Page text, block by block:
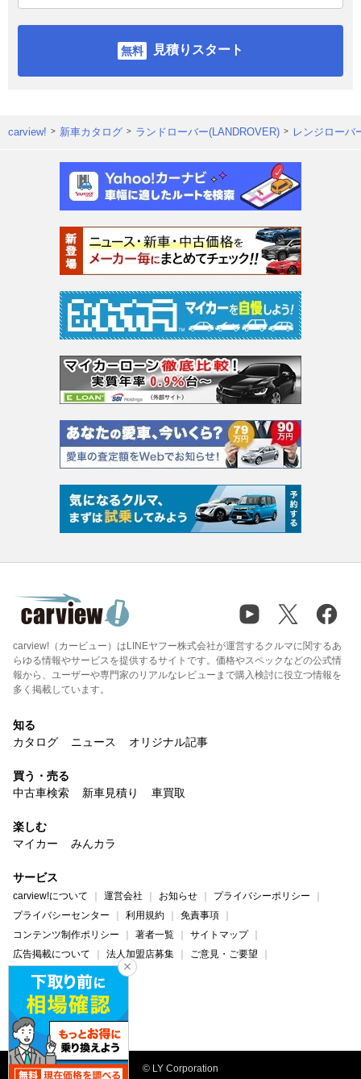
見積りスタート
carview! 新車カタログ ランドローバー(LANDROVER) レンジローバ
carview!（カービュー）はLINEヤフー株式会社が運営するクルマに関するあ
らゆる情報やサービスを提供するサイトです。価格やスペックなどの公式情
報から、ユーザーや専門家のリアルなレビューまで購入検討に役立つ情報を
多く掲載しています。
知る
カタログ
ニュース オリジナル記事
買う・売る
中古車検索
新車見積り 車買取
楽しむ
マイカー
みんカラ
サービス
carview!について 運営会社 お知らせ
プライバシーポリシー
プライバシーセンター
利用規約
免責事項
コンテンツ制作ポリシー
著者一覧
サイトマップ
広告掲載について
法人加盟店募集
ご意見・ご要望
ヘルプ・お問い合わせ
carview! Yahoo! JAPAN
© LY Corporation